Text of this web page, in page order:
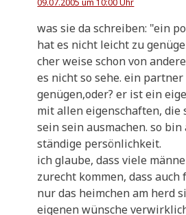
09.07.2005 um 10:00 Uhr
was sie da schrei­ben: "ein
hat es nicht leicht zu
cher wei­se schon von
es nicht so sehe. ein
genügen,oder? er ist ein
mit allen eigen­schaf­ten, die
sein sein aus­ma­chen. so
stän­di­ge persönlichkeit.
ich glau­be, dass vie­le
zurecht kom­men, dass
nur das heim­chen am herd
eige­nen wün­sche